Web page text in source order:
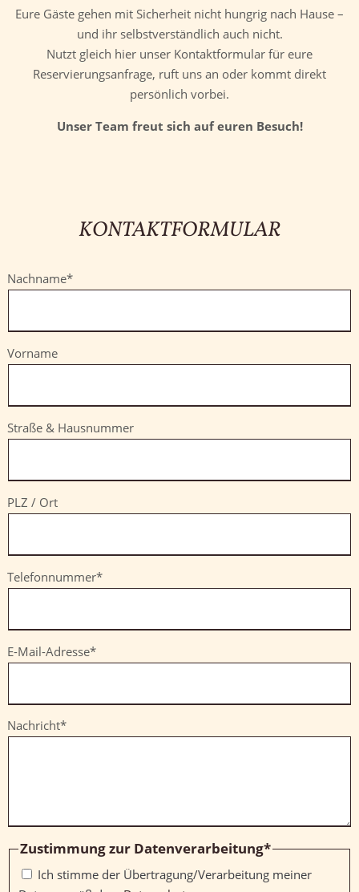
Eure Gäste gehen mit Sicherheit nicht hungrig nach Hause –
und ihr selbstverständlich auch nicht.
Nutzt gleich hier unser Kontaktformular für eure
Reservierungsanfrage, ruft uns an oder kommt direkt
persönlich vorbei.
Unser Team freut sich auf euren Besuch!
KONTAKTFORMULAR
Pflichtfeld
Nachname*
Vorname
Straße & Hausnummer
PLZ / Ort
Pflichtfeld
Telefonnummer*
Pflichtfeld
E-Mail-Adresse*
Pflichtfeld
Nachricht*
Pflichtfeld
Zustimmung zur Datenverarbeitung*
Ich stimme der Übertragung/Verarbeitung meiner